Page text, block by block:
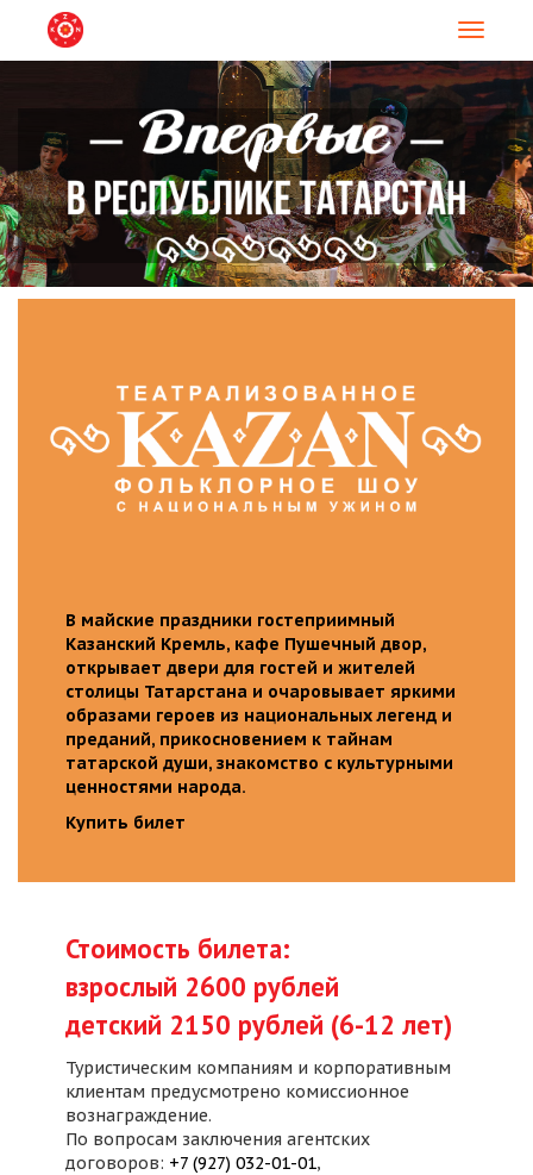
В майские праздники гостеприимный
Казанский Кремль, кафе Пушечный двор,
открывает двери для гостей и жителей
столицы Татарстана и очаровывает яркими
образами героев из национальных легенд и
преданий, прикосновением к тайнам
татарской души, знакомство с культурными
ценностями народа.
Купить билет
Стоимость билета:
взрослый 2600 рублей
детский 2150 рублей (6-12 лет)
Туристическим компаниям и корпоративным
клиентам предусмотрено комиссионное
вознаграждение.
По вопросам заключения агентских
договоров: +7 (927) 032-01-01,